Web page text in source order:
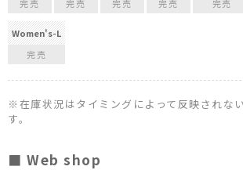
完売
完売
完売
完売
完売
Women's-L
完売
※在庫状況はタイミングによって反映されな
す。
■ Web shop